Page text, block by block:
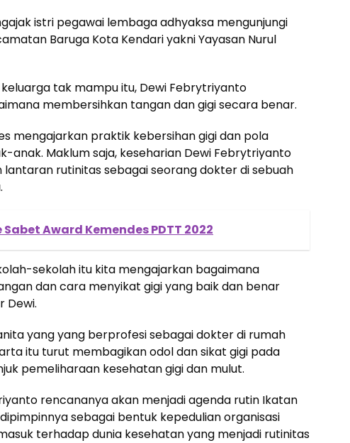
istri pegawai lembaga adhyaksa mengunjungi
Baruga Kota Kendari yakni Yayasan Nurul
tak mampu itu, Dewi Febrytriyanto
membersihkan tangan dan gigi secara benar.
mengajarkan praktik kebersihan gigi dan pola
anak. Maklum saja, keseharian Dewi Febrytriyanto
rutinitas sebagai seorang dokter di sebuah
Sabet Award Kemendes PDTT 2022
sekolah itu kita mengajarkan bagaimana
dan cara menyikat gigi yang baik dan benar
Dewi.
yang yang berprofesi sebagai dokter di rumah
itu turut membagikan odol dan sikat gigi pada
pemeliharaan kesehatan gigi dan mulut.
rencananya akan menjadi agenda rutin Ikatan
sebagai bentuk kepedulian organisasi
terhadap dunia kesehatan yang menjadi rutinitas